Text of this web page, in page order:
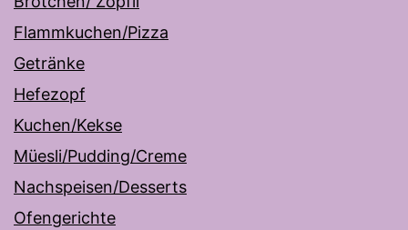
Flammkuchen/Pizza
Getränke
Hefezopf
Kuchen/Kekse
Müesli/Pudding/Creme
Nachspeisen/Desserts
Ofengerichte